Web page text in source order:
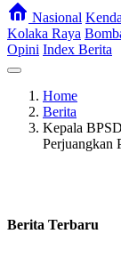
Nasional
Kolaka Raya
Opini Index Berita
Home
Berita
Kepala
Perjuangkan
Berita Terbaru